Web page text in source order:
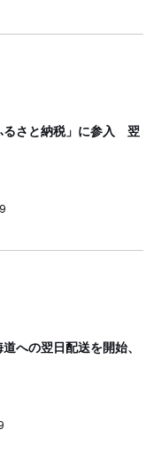
るさと納税」に参入 翌
への翌日配送を開始、